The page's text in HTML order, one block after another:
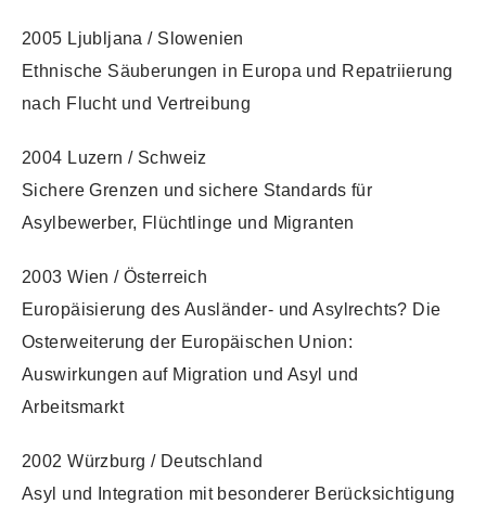
2005 Ljubljana / Slowenien
Ethnische Säuberungen in Europa und Repatriierung
nach Flucht und Vertreibung
2004 Luzern / Schweiz
Sichere Grenzen und sichere Standards für
Asylbewerber, Flüchtlinge und Migranten
2003 Wien / Österreich
Europäisierung des Ausländer- und Asylrechts? Die
Osterweiterung der Europäischen Union:
Auswirkungen auf Migration und Asyl und
Arbeitsmarkt
2002 Würzburg / Deutschland
Asyl und Integration mit besonderer Berücksichtigung